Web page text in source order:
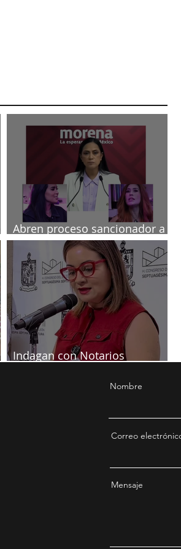
Abren proceso sancionador a
diputadas poblanas
Indagan con Notarios
Nombre
Correo
Mensaje